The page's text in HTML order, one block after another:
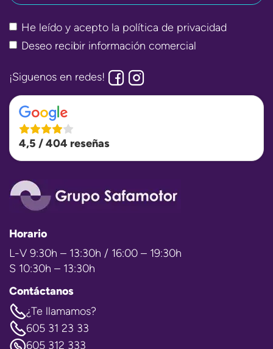
He leído y acepto la política de privacidad
Deseo recibir información comercial
¡Siguenos en redes!
4,5 / 404 reseñas
Horario
L-V 9:30h – 13:30h / 16:00 – 19:30h
S 10:30h – 13:30h
Contáctanos
¿Te llamamos?
605 31 23 33
605 312 333